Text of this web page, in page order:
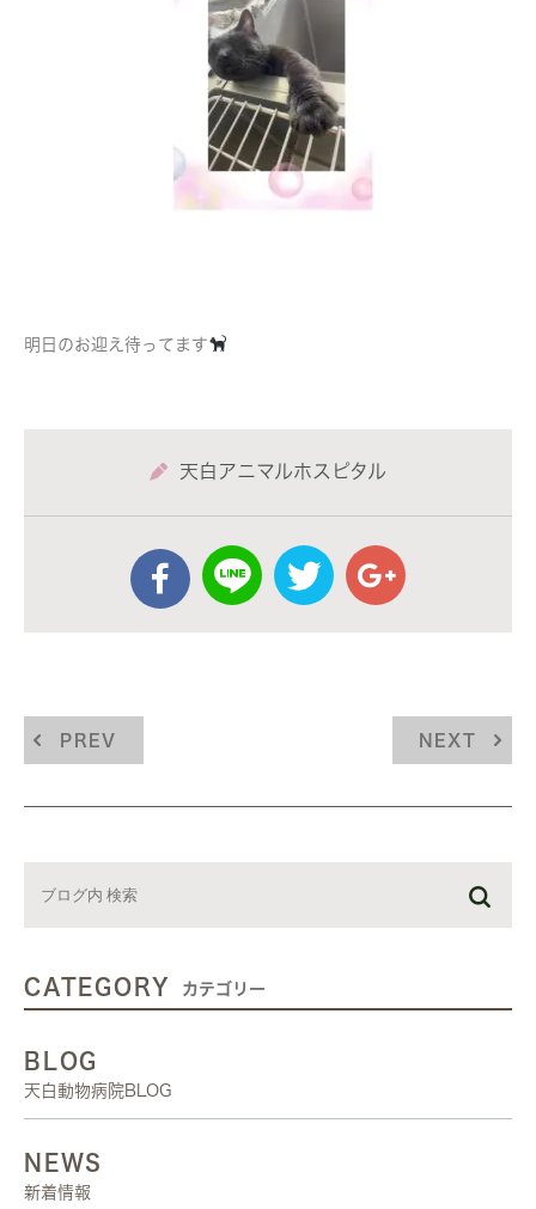
明日のお迎え待ってます
天白アニマルホスピタル
PREV NEXT
CATEGORY カテゴリー
BLOG
天白動物病院BLOG
NEWS
新着情報